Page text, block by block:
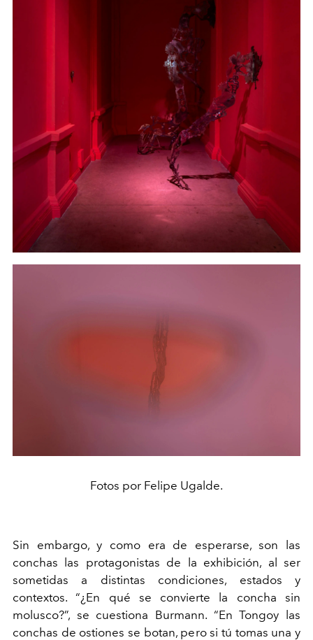
Fotos por Felipe Ugalde.
Sin embargo, y como era de esperarse, son las
conchas las protagonistas de la exhibición, al ser
sometidas a distintas condiciones, estados y
contextos. “¿En qué se convierte la concha sin
molusco?”, se cuestiona Burmann. “En Tongoy las
conchas de ostiones se botan, pero si tú tomas una y